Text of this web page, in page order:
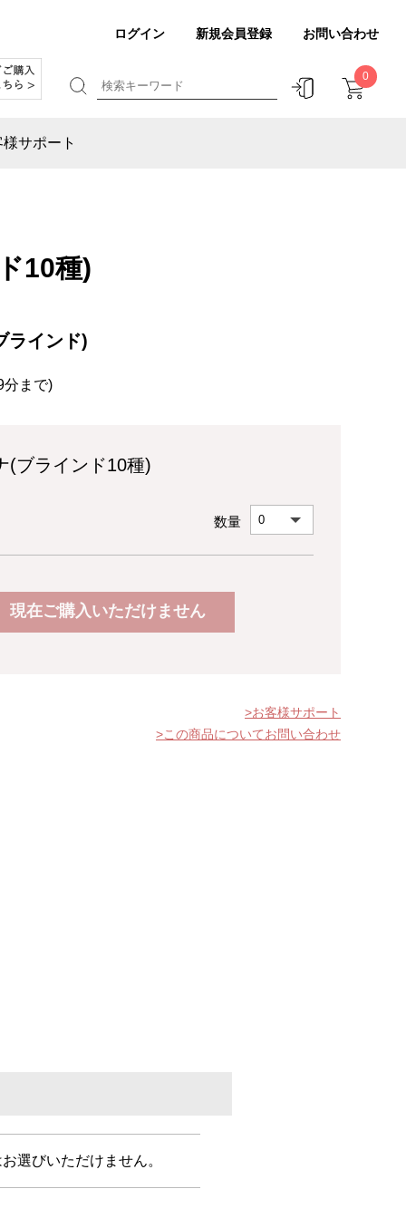
ログイン 新規会員登録 お問い合わせ
0
様サポート
10種)
インド)
分まで)
(ブラインド10種)
数量
現在ご購入いただけません
お客様サポート
この商品についてお問い合わせ
選びいただけません。